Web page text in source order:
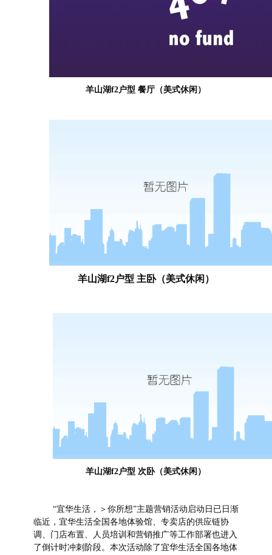
羊山湖f2户型 餐厅（美式休闲）
羊山湖f2户型 主卧（美式休闲）
羊山湖f2户型 次卧（美式休闲）
“宜华生活，＞你所想”主题营销活动启动日已日渐
临近，宜华生活全国各地体验馆、专卖店的供应链协
调、门店布置、人员培训和营销推广等工作部署也进入
了倒计时冲刺阶段。 本次活动除了宜华生活全国各地体